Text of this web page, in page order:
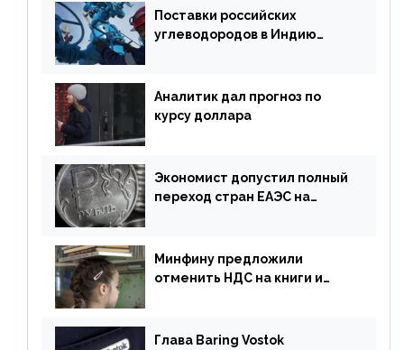
Поставки российских
углеводородов в Индию
Аналитик дал прогноз по
курсу доллара
Экономист допустил полный
переход стран ЕАЭС на
Минфину предложили
отменить НДС на книги и
Глава Baring Vostok